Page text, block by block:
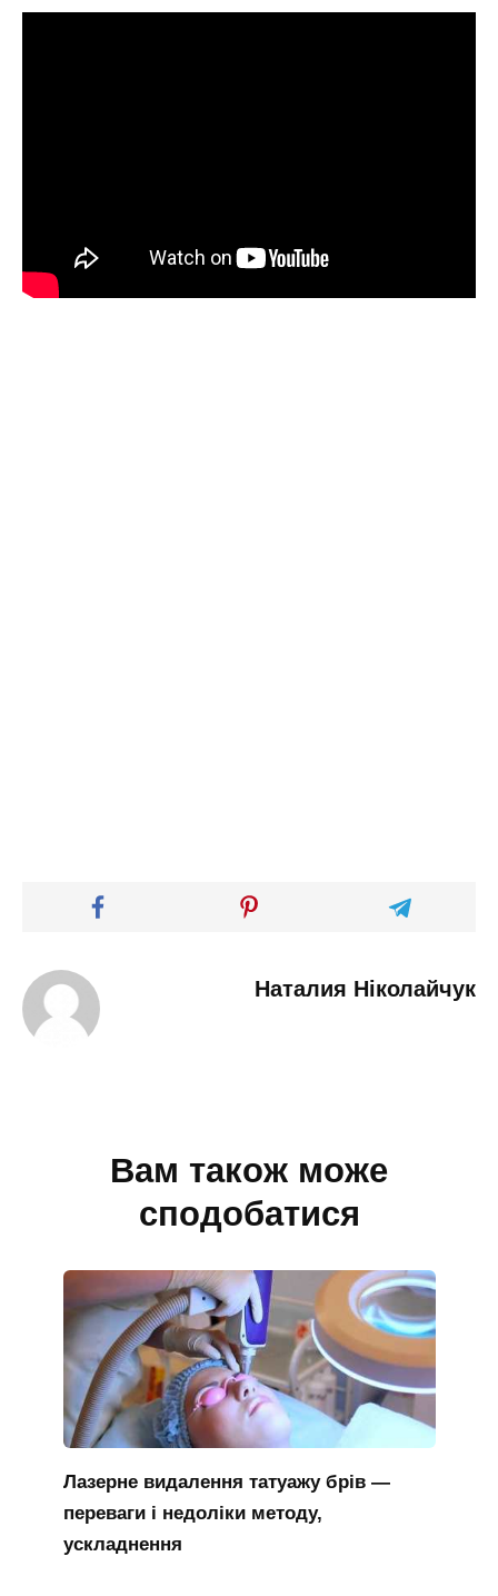
Наталия Ніколайчук
Вам також може
сподобатися
Лазерне видалення татуажу брів —
переваги і недоліки методу,
ускладнення